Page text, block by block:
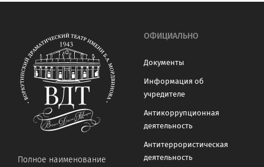
Полное наименование
ОФИЦИАЛЬНО
Документы
Информация об
учредителе
Антикоррупционная
деятельность
Антитеррористическая
деятельность